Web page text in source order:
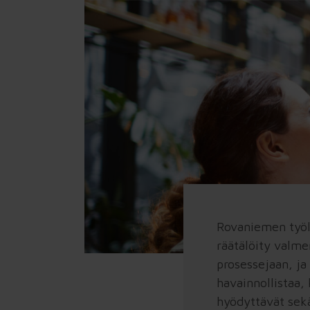
Rovaniemen
räätälöity
prosessejaan,
hyödyttävät
kokemukset ja näkemykset ovat hajallaan,
Tilannekuva kokoaa näkyviin, mikä kantaa, mikä
hidastaa ja mihin kannattaa tarttua ensin.
→ Yksi sovittu asia käytäntöön. Työ, vastuut ja
toimintatavat rakennetaan niin, että
ensimmäiset tulokset näkyvät arjessa ja
→ Hyvä alku pysyväksi tavaksi toimia. Seuranta,
vastuut ja yhteinen rytmi varmistavat, että
sovittu tapa kestää myös kiireen,
henkilövaihdokset ja muuttuvat prioriteetit.
Kantokykyarvio™ organisaation due diligence